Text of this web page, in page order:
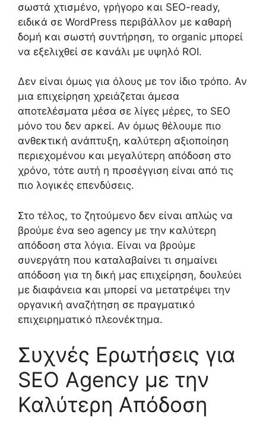
σωστά χτισμένο, γρήγορο και SEO-ready,
ειδικά σε WordPress περιβάλλον με καθαρή
δομή και σωστή συντήρηση, το organic μπορεί
να εξελιχθεί σε κανάλι με υψηλό ROI.
Δεν είναι όμως για όλους με τον ίδιο τρόπο. Αν
μια επιχείρηση χρειάζεται άμεσα
αποτελέσματα μέσα σε λίγες μέρες, το SEO
μόνο του δεν αρκεί. Αν όμως θέλουμε πιο
ανθεκτική ανάπτυξη, καλύτερη αξιοποίηση
περιεχομένου και μεγαλύτερη απόδοση στο
χρόνο, τότε αυτή η προσέγγιση είναι από τις
πιο λογικές επενδύσεις.
Στο τέλος, το ζητούμενο δεν είναι απλώς να
βρούμε ένα seo agency με την καλύτερη
απόδοση στα λόγια. Είναι να βρούμε
συνεργάτη που καταλαβαίνει τι σημαίνει
απόδοση για τη δική μας επιχείρηση, δουλεύει
με διαφάνεια και μπορεί να μετατρέψει την
οργανική αναζήτηση σε πραγματικό
επιχειρηματικό πλεονέκτημα.
Συχνές Ερωτήσεις για
SEO Agency με την
Καλύτερη Απόδοση